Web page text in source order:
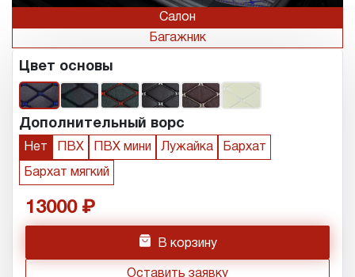
Салон
Багажник
Цвет основы
Дополнительный ворс
Нет ПВХ ПВХ мини Лужайка Бархат
Бархат мягкий
13000
h В корзину
Оставить заявку